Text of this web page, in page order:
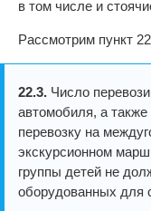
в том числе и
Рассмотрим пункт
22.3. Число
автомобиля, а
перевозку на
экскурсионном
группы детей не
оборудованных для